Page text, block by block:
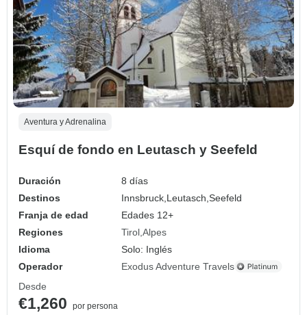
Aventura y Adrenalina
Esquí de fondo en Leutasch y Seefeld
Duración
8 días
Destinos
Innsbruck, Leutasch,Seefeld
Franja de edad
Edades 12+
Regiones
Tirol Alpes
Idioma
Solo: Inglés
Operador
Exodus Adventure Travels
Desde
€1,260
por persona